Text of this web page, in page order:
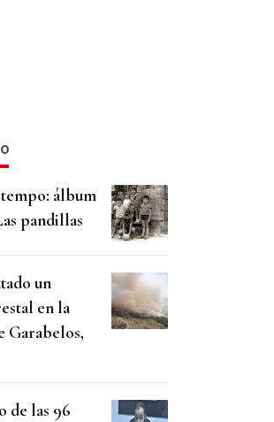
álbum
pandillas
un
en la
Garabelos,
de las 96